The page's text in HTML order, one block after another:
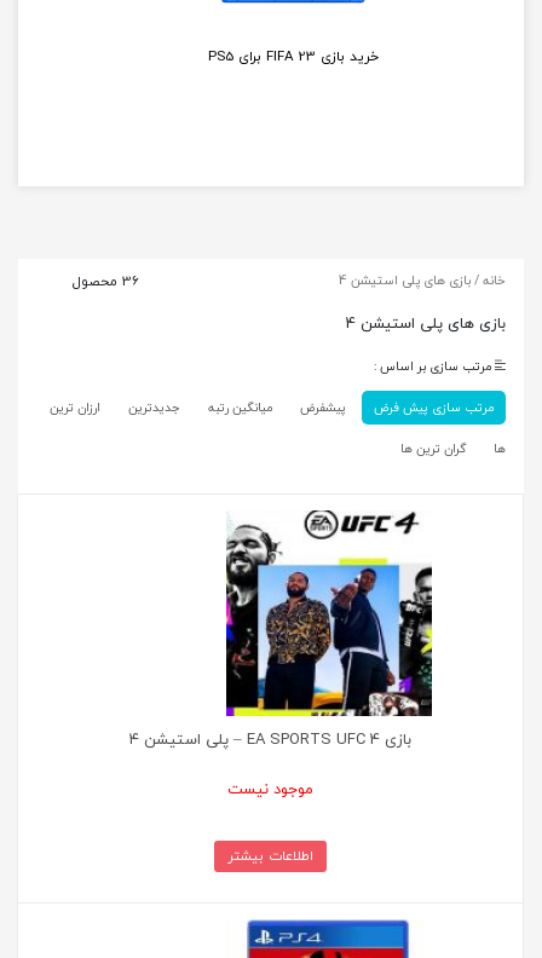
خرید دسته بازی ایکس باکس مشکی Xbox One S Wireless...
خانه/ بازی های پلی استیشن 4 36 محصول
بازی های پلی استیشن 4
مرتب سازی بر اساس :
مرتب سازی پیش فرض
پیشفرض میانگین رتبه جدیدترین
ارزان ترین
ها
گران ترین ها
بازی EA SPORTS UFC 4 – پلی استیشن ۴
موجود نیست
اطلاعات بیشتر